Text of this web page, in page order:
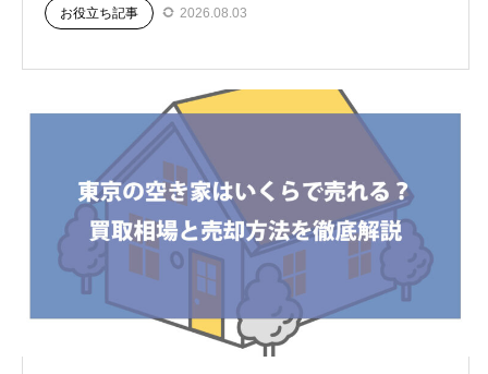
お役立ち記事 2026.08.03